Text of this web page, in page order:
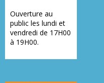
Ouverture au
public les lundi et
vendredi de 17H00
à 19H00.